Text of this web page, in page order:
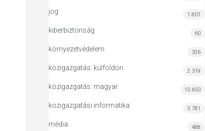
jog 1 801
kiberbiztonság 60
környezetvédelem 326
közigazgatás: külföldön 2 319
közigazgatás: magyar 10 650
közigazgatási informatika 5 781
média 488